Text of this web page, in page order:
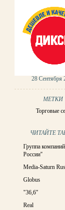
28 Сентября
МЕТКИ
Торговые
ЧИТАЙТЕ
Группа
России"
Media-Saturn
Globus
"36,6"
Real